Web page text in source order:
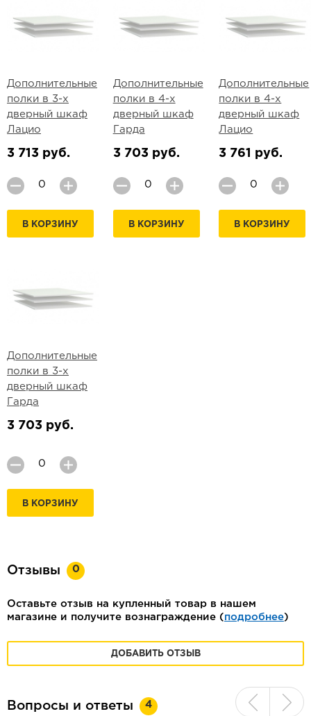
Дополнительные
полки в 3-х
дверный шкаф
Лацио
3 713 руб.
В КОРЗИНУ
Дополнительные
полки в 4-х
дверный шкаф
Гарда
3 703 руб.
В КОРЗИНУ
Дополнительные
полки в 4-х
дверный шкаф
Лацио
3 761 руб.
В КОРЗИНУ
Дополнительные
полки в 3-х
дверный шкаф
Гарда
3 703 руб.
В КОРЗИНУ
Отзывы 0
Оставьте отзыв на купленный товар в нашем
магазине и получите вознаграждение (подробнее)
ДОБАВИТЬ ОТЗЫВ
Вопросы и ответы 4